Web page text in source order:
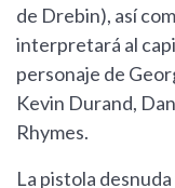
de Drebin), así
interpretará al
personaje de
Kevin Durand,
Rhymes.
La pistola